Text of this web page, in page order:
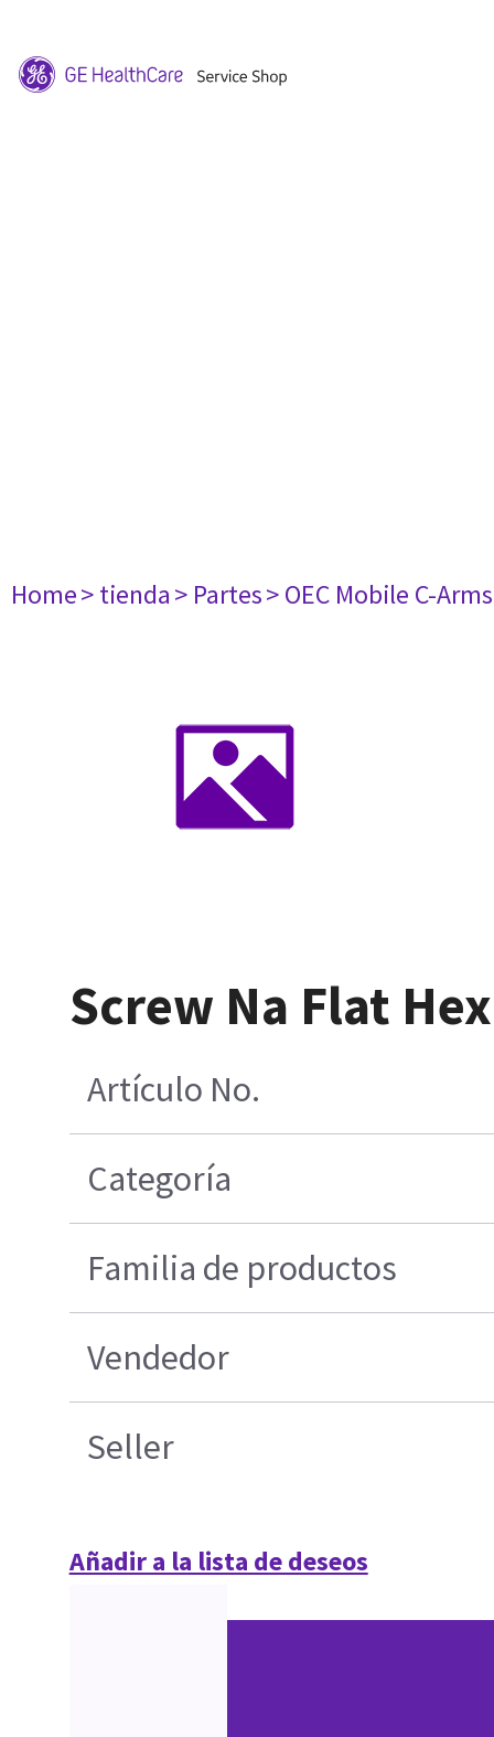
Home> tienda> Partes> OEC Mobile C-Arms
Screw Na Flat
Artículo No.
Categoría
Familia de productos
Vendedor
Seller
Añadir a la lista de deseos